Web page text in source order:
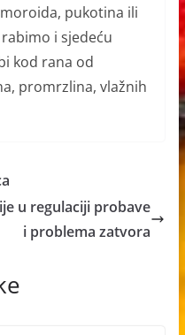
pukotina ili
i sjedeću
kod rana od
promrzlina, vlažnih
u regulaciji probave
i problema zatvora